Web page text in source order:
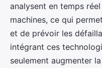
analysent en temps
machines, ce qui
et de prévoir les
intégrant ces
seulement augmenter la